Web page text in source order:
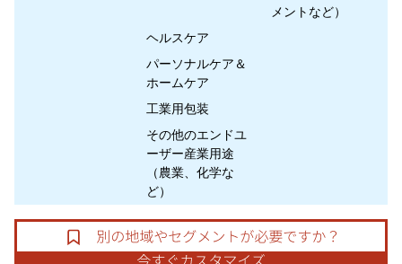
メントなど）
ヘルスケア
パーソナルケア＆
ホームケア
工業用包装
その他のエンドユ
ーザー産業用途
（農業、化学な
ど）